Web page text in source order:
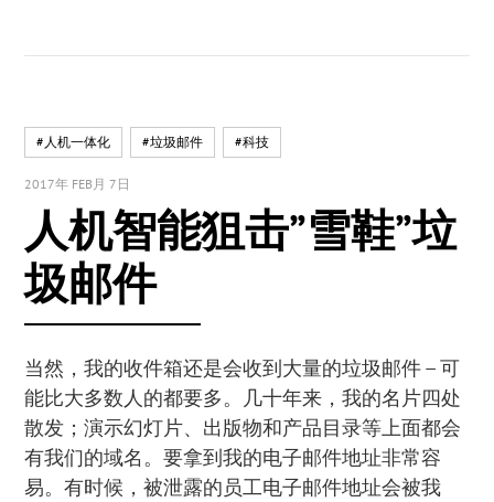
#人机一体化 #垃圾邮件 #科技
2017年 FEB月 7日
人机智能狙击”雪鞋”垃
圾邮件
当然，我的收件箱还是会收到大量的垃圾邮件 – 可
能比大多数人的都要多。几十年来，我的名片四处
散发；演示幻灯片、出版物和产品目录等上面都会
有我们的域名。要拿到我的电子邮件地址非常容
易。有时候，被泄露的员工电子邮件地址会被我